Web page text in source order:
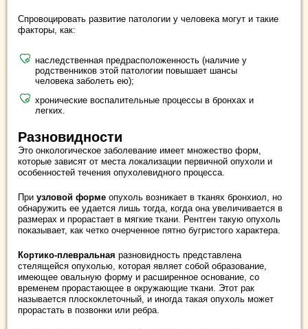
Спровоцировать развитие патологии у человека могут и такие
факторы, как:
наследственная предрасположенность (наличие у
родственников этой патологии повышает шансы
человека заболеть ею);
хронические воспалительные процессы в бронхах и
легких.
Разновидности
Это онкологическое заболевание имеет множество форм,
которые зависят от места локализации первичной опухоли и
особенностей течения опухолевидного процесса.
При узловой форме опухоль возникает в тканях бронхиол, но
обнаружить ее удается лишь тогда, когда она увеличивается в
размерах и прорастает в мягкие ткани. Рентген такую опухоль
показывает, как четко очерченное пятно бугристого характера.
Кортико-плевральная разновидность представлена
стелящейся опухолью, которая являет собой образование,
имеющее овальную форму и расширенное основание, со
временем прорастающее в окружающие ткани. Этот рак
называется плоскоклеточный, и иногда такая опухоль может
прорастать в позвонки или ребра.